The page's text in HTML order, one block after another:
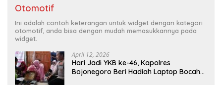
Otomotif
Ini adalah contoh keterangan untuk widget dengan kategori
otomotif, anda bisa dengan mudah memasukkannya pada
widget.
April 12, 2026
Hari Jadi YKB ke-46, Kapolres
Bojonegoro Beri Hadiah Laptop Bocah